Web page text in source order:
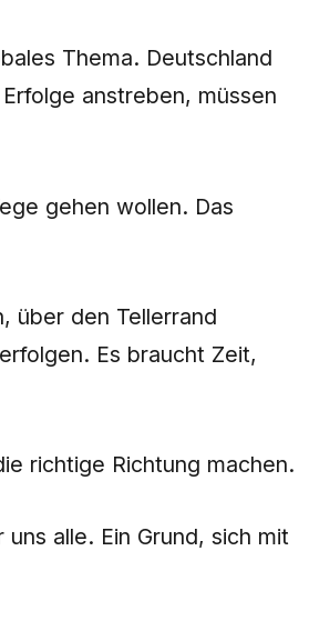
Thema. Deutschland
anstreben, müssen
gehen wollen. Das
über den Tellerrand
Es braucht Zeit,
richtige Richtung machen.
alle. Ein Grund, sich mit